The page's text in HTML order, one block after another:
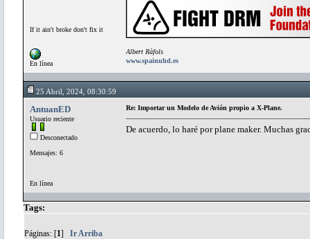
If it ain't broke don't fix it
En línea
Albert Ràfols
www.spainuhd.es
25 Abril, 2024, 08:30:59
AntuanED
Usuario reciente
Desconectado
Mensajes: 6
En línea
Re: Importar un Modelo de Avión propio a X-Plane.
De acuerdo, lo haré por plane maker. Muchas
Tags:
Páginas: [1] Ir Arriba